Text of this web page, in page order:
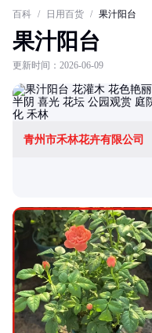
百科 / 日用百货 / 果汁阳台
果汁阳台
更新时间：2026-06-09
青州市禾林花卉有限公司